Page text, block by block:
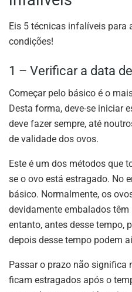
Eis 5 técnicas infalíveis para
condições!
1 – Verificar a data
Começar pelo básico é o
Desta forma, deve-se iniciar
deve fazer sempre, até
de validade dos ovos.
Este é um dos métodos que
se o ovo está estragado. No
básico. Normalmente, os
devidamente embalados
entanto, antes desse tempo,
depois desse tempo podem
Passar o prazo não significa
ficam estragados após o